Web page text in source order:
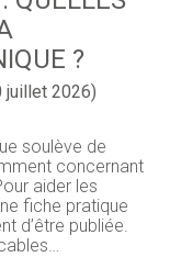
?
juillet 2026)
soulève de
concernant
aider les
fiche pratique
d’être publiée.